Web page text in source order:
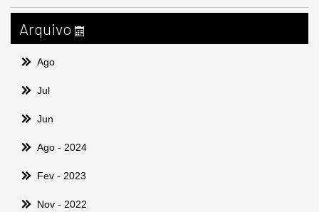
Arquivo
Ago
Jul
Jun
Ago - 2024
Fev - 2023
Nov - 2022